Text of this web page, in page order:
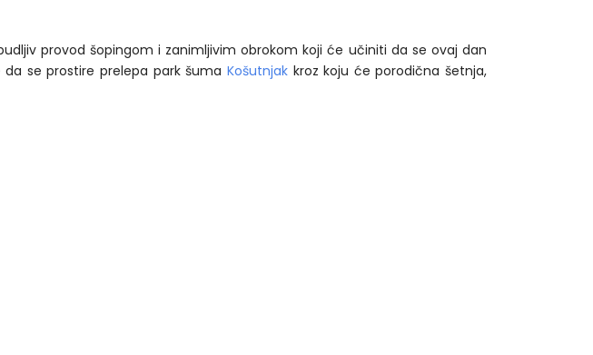
provod šopingom i zanimljivim obrokom koji će učiniti da se ovaj dan
se prostire prelepa park šuma Košutnjakkroz koju će porodična šetnja,